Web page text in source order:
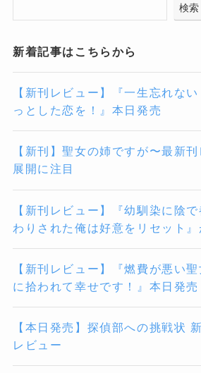
検索
新着記事はこちらから
【新刊レビュー】『一生忘れな
っとした恋を！』本日発売
【新刊】聖女の姉ですが〜最新
展開に注目
【新刊レビュー】『幼馴染に陰
わりされた俺は好意をリセット
【新刊レビュー】『燃費が悪い
に拾われて幸せです！』本日発売
【本日発売】探偵部への挑戦状
レビュー